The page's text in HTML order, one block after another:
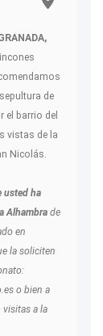
de
el barrio del
vistas de la
Nicolás.
usted ha
Alhambra de
en
la soliciten
o bien a
visitas a la